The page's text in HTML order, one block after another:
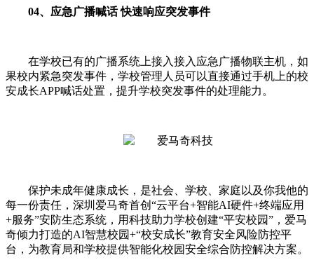
04、应急广播喊话 快速响应突发事件
在学校已有的广播系统上接入接入应急广播物联主机，如
果校内紧急突发事件，学校管理人员可以直接通过手机上的校
安成长APP喊话处置，提升学校突发事件的处理能力。
保护未成年健康成长，是社会、学校、家庭以及你我他的
每一份责任，深圳爱马奇首创“云平台+智能AI硬件+终端应用
+服务”安防生态系统，用科技助力学校创建“平安校园”，爱马
奇倾力打造的AI智慧校园+“校安成长”教育安全风险防控平
台，为教育局和学校提供智能化校园安全综合防控解决方案。